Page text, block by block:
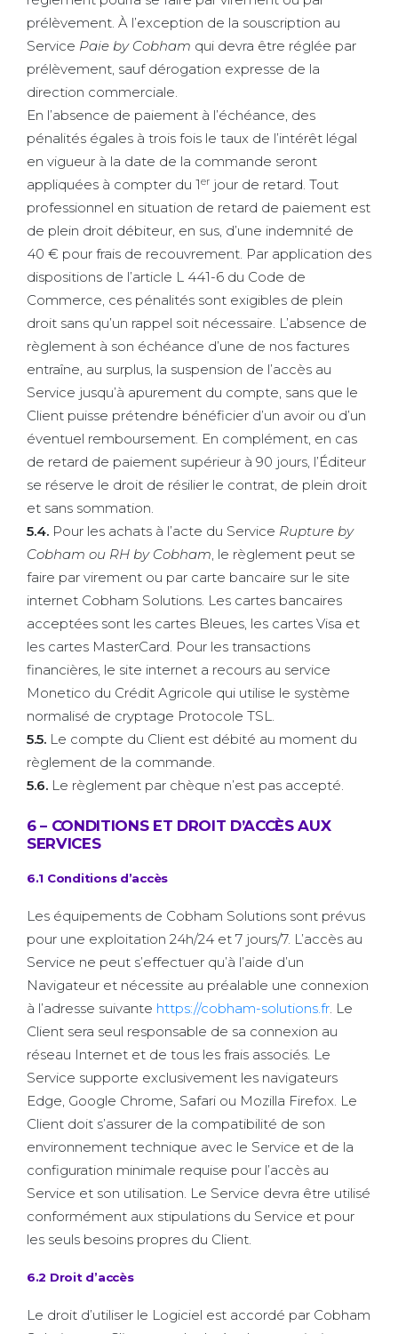
prélèvement. À l’exception de la souscription au
Service Paie by Cobham qui devra être réglée par
prélèvement, sauf dérogation expresse de la
direction commerciale.
En l’absence de paiement à l’échéance, des
pénalités égales à trois fois le taux de l’intérêt légal
en vigueur à la date de la commande seront
appliquées à compter du 1er jour de retard. Tout
professionnel en situation de retard de paiement est
de plein droit débiteur, en sus, d’une indemnité de
40 € pour frais de recouvrement. Par application des
dispositions de l’article L 441-6 du Code de
Commerce, ces pénalités sont exigibles de plein
droit sans qu’un rappel soit nécessaire. L’absence de
règlement à son échéance d’une de nos factures
entraîne, au surplus, la suspension de l’accès au
Service jusqu’à apurement du compte, sans que le
Client puisse prétendre bénéficier d’un avoir ou d’un
éventuel remboursement. En complément, en cas
de retard de paiement supérieur à 90 jours, l’Éditeur
se réserve le droit de résilier le contrat, de plein droit
et sans sommation.
5.4. Pour les achats à l’acte du Service Rupture by
Cobham ou RH by Cobham, le règlement peut se
faire par virement ou par carte bancaire sur le site
internet Cobham Solutions. Les cartes bancaires
acceptées sont les cartes Bleues, les cartes Visa et
les cartes MasterCard. Pour les transactions
financières, le site internet a recours au service
Monetico du Crédit Agricole qui utilise le système
normalisé de cryptage Protocole TSL.
5.5. Le compte du Client est débité au moment du
règlement de la commande.
5.6. Le règlement par chèque n’est pas accepté.
6 – CONDITIONS ET DROIT D’ACCÈS AUX
SERVICES
6.1 Conditions d’accès
Les équipements de Cobham Solutions sont prévus
pour une exploitation 24h/24 et 7 jours/7. L’accès au
Service ne peut s’effectuer qu’à l’aide d’un
Navigateur et nécessite au préalable une connexion
à l’adresse suivante https://cobham-solutions.fr. Le
Client sera seul responsable de sa connexion au
réseau Internet et de tous les frais associés. Le
Service supporte exclusivement les navigateurs
Edge, Google Chrome, Safari ou Mozilla Firefox. Le
Client doit s’assurer de la compatibilité de son
environnement technique avec le Service et de la
configuration minimale requise pour l’accès au
Service et son utilisation. Le Service devra être utilisé
conformément aux stipulations du Service et pour
les seuls besoins propres du Client.
6.2 Droit d’accès
Le droit d’utiliser le Logiciel est accordé par Cobham